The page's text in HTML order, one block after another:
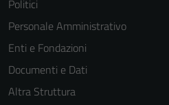
Politici
Personale Amministrativo
Enti e Fondazioni
Documenti e Dati
Altra Struttura